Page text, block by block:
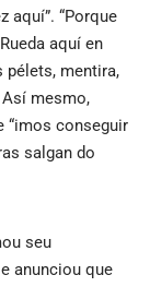
aquí”. “Porque
aquí en
pélets, mentira,
mesmo,
“imos conseguir
salgan do
seu
anunciou que